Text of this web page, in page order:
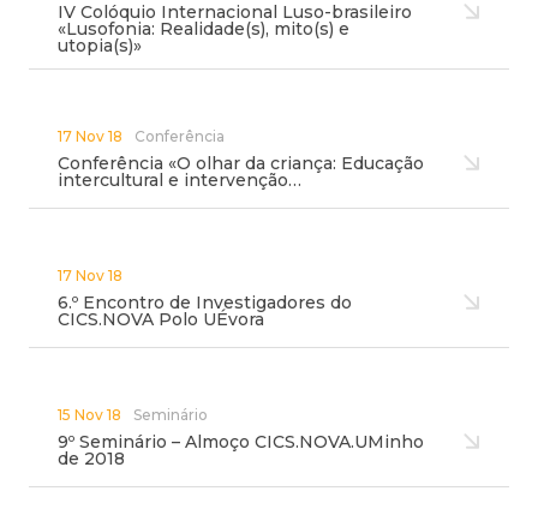
IV Colóquio Internacional Luso-brasileiro
«Lusofonia: Realidade(s), mito(s) e
utopia(s)»
17 Nov 18 Conferência
Conferência «O olhar da criança: Educação
intercultural e intervenção…
17 Nov 18
6.º Encontro de Investigadores do
CICS.NOVA Polo UÉvora
15 Nov 18 Seminário
9º Seminário – Almoço CICS.NOVA.UMinho
de 2018